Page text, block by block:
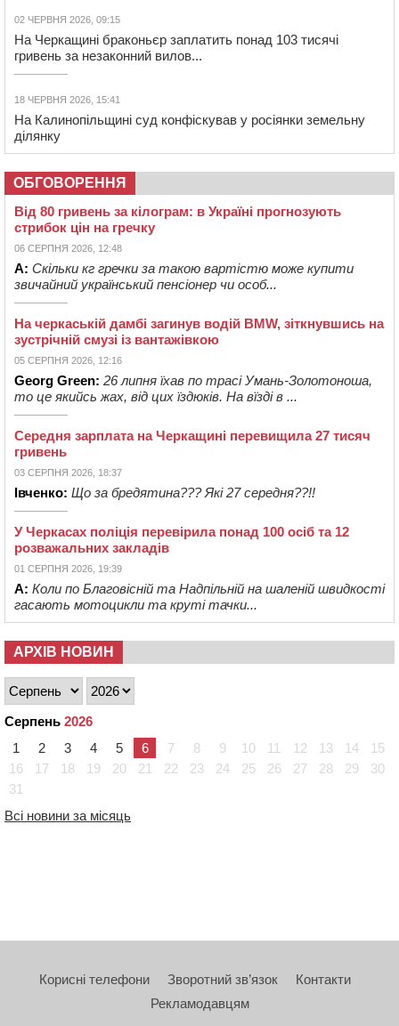
02 ЧЕРВНЯ 2026, 09:15
На Черкащині браконьєр заплатить понад 103 тисячі
гривень за незаконний вилов...
18 ЧЕРВНЯ 2026, 15:41
На Калинопільщині суд конфіскував у росіянки земельну
ділянку
ОБГОВОРЕННЯ
Від 80 гривень за кілограм: в Україні прогнозують
стрибок цін на гречку
06 СЕРПНЯ 2026, 12:48
А: Скільки кг гречки за такою вартістю може купити
звичайний український пенсіонер чи особ...
На черкаській дамбі загинув водій BMW, зіткнувшись на
зустрічній смузі із вантажівкою
05 СЕРПНЯ 2026, 12:16
Georg Green: 26 липня їхав по трасі Умань-Золотоноша,
то це якийсь жах, від цих їздюків. На вїзді в ...
Середня зарплата на Черкащині перевищила 27 тисяч
гривень
03 СЕРПНЯ 2026, 18:37
Івченко: Що за бредятина??? Які 27 середня??!!
У Черкасах поліція перевірила понад 100 осіб та 12
розважальних закладів
01 СЕРПНЯ 2026, 19:39
А: Коли по Благовісній та Надпільній на шаленій швидкості
гасають мотоцикли та круті тачки...
АРХІВ НОВИН
Серпень 2026
1
2 3 4 5 6 7 8 9 10 11 12 13 14
15
16
17 18 19 20 21 22 23 24 25 26 27 28 29
30
31
Всі новини за місяць
Корисні телефони Зворотний зв’язок
Контакти
Рекламодавцям